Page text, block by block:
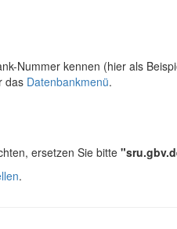
Nummer kennen (hier als
das Datenbankmenü.
ersetzen Sie bitte
.